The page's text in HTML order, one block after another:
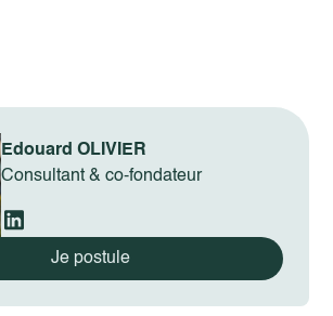
Edouard OLIVIER
Consultant & co-fondateur
Je postule